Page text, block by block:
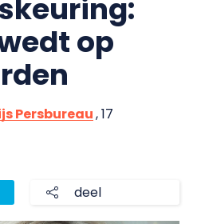
op
Persbureau, 17
deel